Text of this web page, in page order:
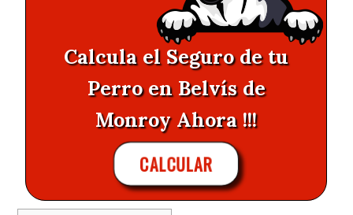
Calcula el Seguro de tu
Perro en Belvís de
Monroy Ahora !!!
CALCULAR